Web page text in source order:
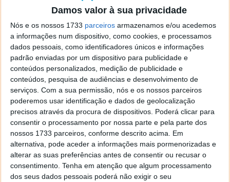
Damos valor à sua privacidade
Nós e os nossos 1733 parceiros armazenamos e/ou acedemos
a informações num dispositivo, como cookies, e processamos
dados pessoais, como identificadores únicos e informações
padrão enviadas por um dispositivo para publicidade e
conteúdos personalizados, medição de publicidade e
conteúdos, pesquisa de audiências e desenvolvimento de
serviços. Com a sua permissão, nós e os nossos parceiros
poderemos usar identificação e dados de geolocalização
precisos através da procura de dispositivos. Poderá clicar para
consentir o processamento por nossa parte e pela parte dos
nossos 1733 parceiros, conforme descrito acima. Em
alternativa, pode aceder a informações mais pormenorizadas e
alterar as suas preferências antes de consentir ou recusar o
consentimento. Tenha em atenção que algum processamento
dos seus dados pessoais poderá não exigir o seu
“É uma grande honra ter jogadores e fãs a
celebrarem o entusiasmo de uma competição num
palco destas dimensões”, disse Mark Lamia,
responsável pela Treyarch. “Desde os primeiros
passos no desenvolvimento de Call of Duty: Black
Ops II, nós dedicámo-nos a tornar a eSports uma
parte integral do jogo, e vai ser fantástico ver as
melhores equipas do mundo num torneio destas
proporções e que pode ser visto por toda a gente”.